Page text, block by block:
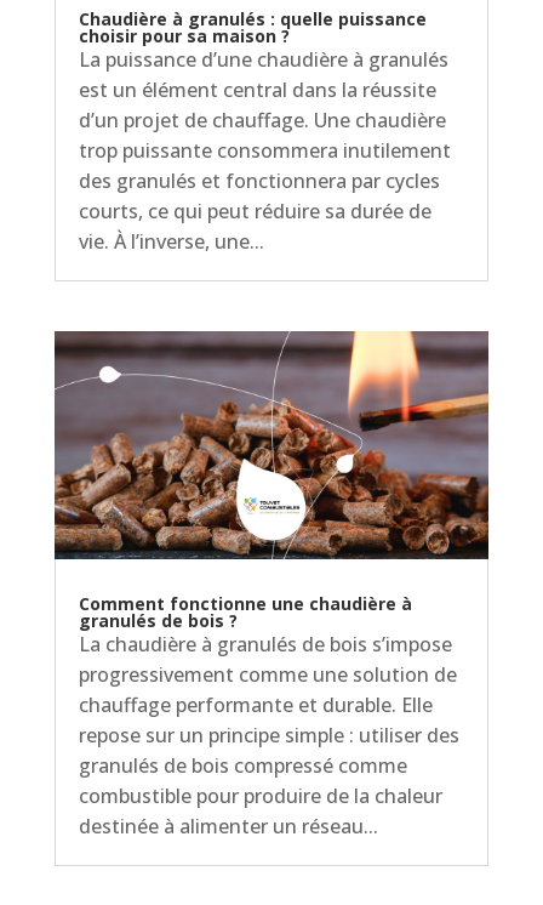
Chaudière à granulés : quelle puissance
choisir pour sa maison ?
La puissance d’une chaudière à granulés
est un élément central dans la réussite
d’un projet de chauffage. Une chaudière
trop puissante consommera inutilement
des granulés et fonctionnera par cycles
courts, ce qui peut réduire sa durée de
vie. À l’inverse, une...
Comment fonctionne une chaudière à
granulés de bois ?
La chaudière à granulés de bois s’impose
progressivement comme une solution de
chauffage performante et durable. Elle
repose sur un principe simple : utiliser des
granulés de bois compressé comme
combustible pour produire de la chaleur
destinée à alimenter un réseau...